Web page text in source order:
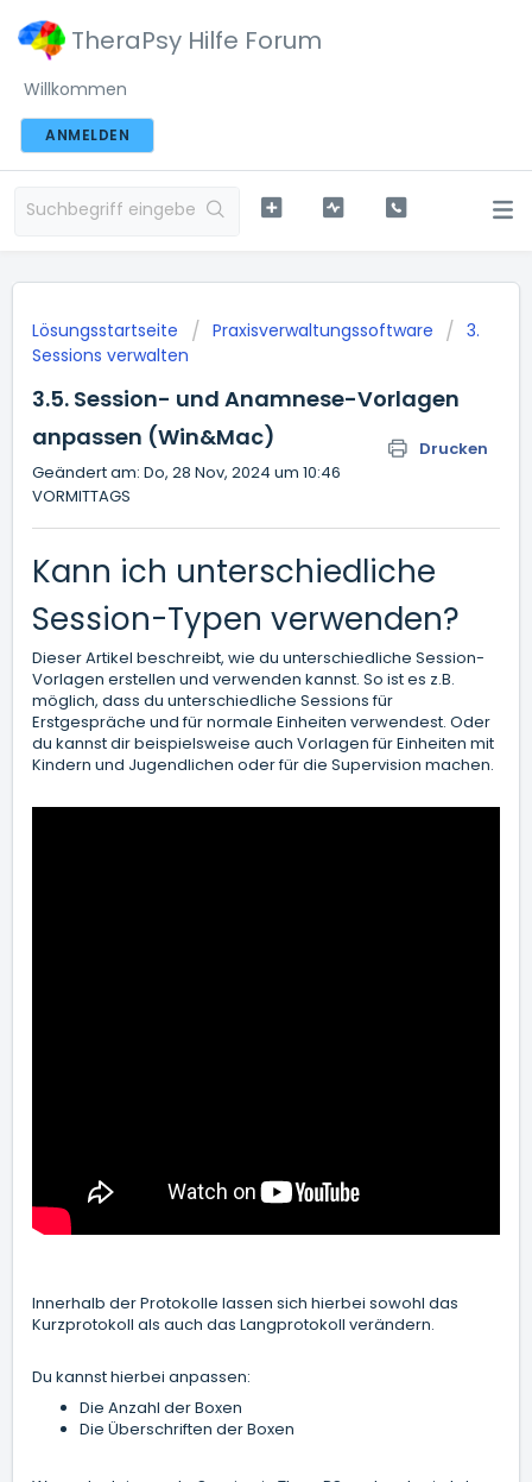
TheraPsy Hilfe Forum
Willkommen
ANMELDEN
Lösungsstartseite Praxisverwaltungssoftware
3.
Sessions verwalten
3.5. Session- und Anamnese-Vorlagen
anpassen (Win&Mac)
Drucken
Geändert am: Do, 28 Nov, 2024 um 10:46
VORMITTAGS
Kann ich unterschiedliche
Session-Typen verwenden?
Dieser Artikel beschreibt, wie du unterschiedliche Session-
Vorlagen erstellen und verwenden kannst. So ist es z.B.
möglich, dass du unterschiedliche Sessions für
Erstgespräche und für normale Einheiten verwendest. Oder
du kannst dir beispielsweise auch Vorlagen für Einheiten mit
Kindern und Jugendlichen oder für die Supervision machen.
Innerhalb der Protokolle lassen sich hierbei sowohl das
Kurzprotokoll als auch das Langprotokoll verändern.
Du kannst hierbei anpassen:
Die Anzahl der Boxen
Die Überschriften der Boxen